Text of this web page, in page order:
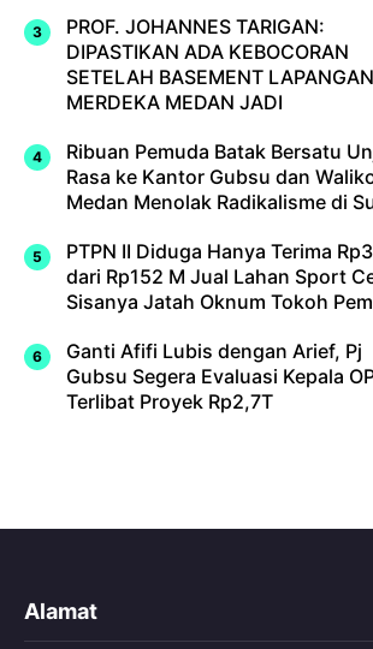
PROF. JOHANNES TARIGAN:
DIPASTIKAN ADA KEBOCORAN
SETELAH BASEMENT LAPANGAN
MERDEKA MEDAN JADI
Ribuan Pemuda Batak Bersatu
Rasa ke Kantor Gubsu dan
Medan Menolak Radikalisme di
PTPN II Diduga Hanya Terima
dari Rp152 M Jual Lahan Sport
Sisanya Jatah Oknum Tokoh
Ganti Afifi Lubis dengan Arief, Pj
Gubsu Segera Evaluasi Kepala
Terlibat Proyek Rp2,7T
Alamat